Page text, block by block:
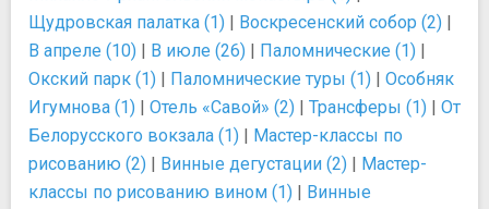
Щудровская палатка (1) | Воскресенский собор (2) |
В апреле (10) | В июле (26) | Паломнические (1) |
Окский парк (1) | Паломнические туры (1) | Особняк
Игумнова (1) | Отель «Савой» (2) | Трансферы (1) | От
Белорусского вокзала (1) | Мастер-классы по
рисованию (2) | Винные дегустации (2) | Мастер-
классы по рисованию вином (1) | Винные